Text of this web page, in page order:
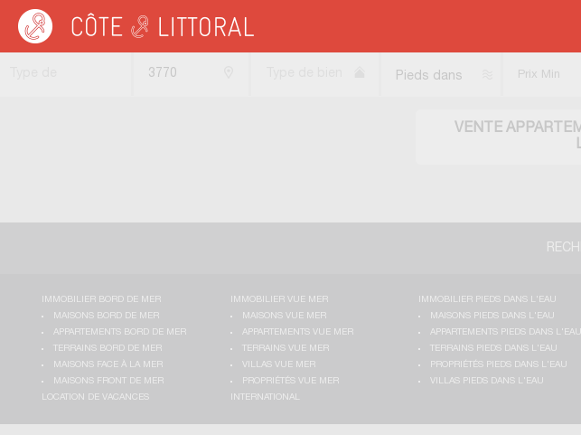
Côte & Littoral > Immobilier pieds dans l'eau > ITALIE
VENTE
3770
Pieds dans
IMMOBILIER BORD DE MER
MAISONS BORD DE MER
APPARTEMENTS BORD DE MER
TERRAINS BORD DE MER
MAISONS FACE À LA MER
MAISONS FRONT DE MER
IMMOBILIER VUE MER
MAISONS VUE MER
APPARTEMENTS VUE MER
TERRAINS VUE MER
VILLAS VUE MER
PROPRIÉTÉS VUE MER
IMMOBILIER PIEDS DANS L'EAU
MAISONS PIEDS DANS L'EAU
APPARTEMENTS PIEDS DANS L'EAU
TERRAINS PIEDS DANS L'EAU
PROPRIÉTÉS PIEDS DANS L'EAU
VILLAS PIEDS DANS L'EAU
LOCATION DE VACANCES
INTERNATIONAL